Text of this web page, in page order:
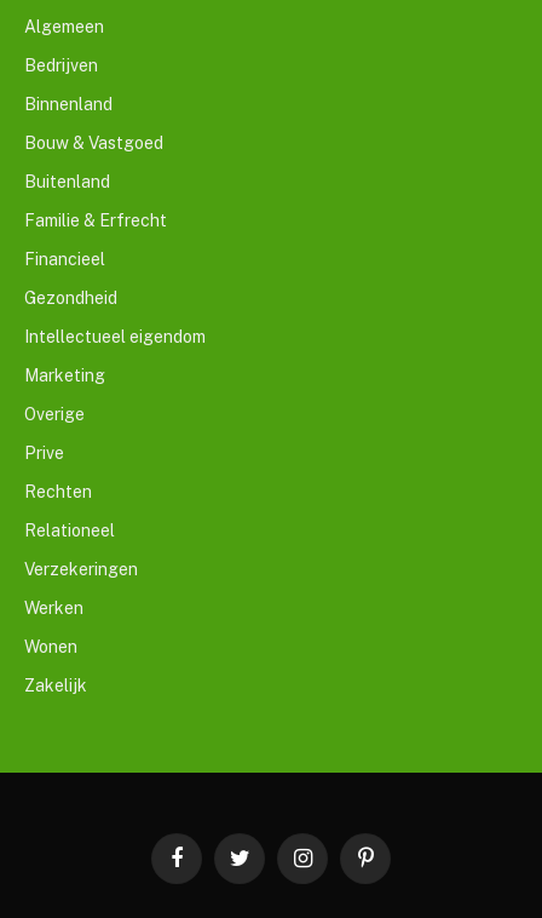
Algemeen
Bedrijven
Binnenland
Bouw & Vastgoed
Buitenland
Familie & Erfrecht
Financieel
Gezondheid
Intellectueel eigendom
Marketing
Overige
Prive
Rechten
Relationeel
Verzekeringen
Werken
Wonen
Zakelijk
FacebookTwitter InstagramPinterest